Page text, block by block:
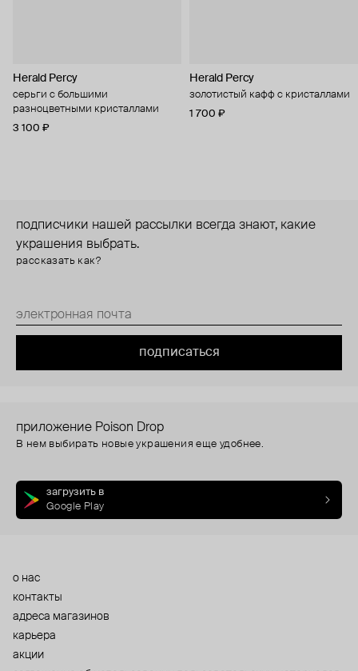
Herald Percy
серьги с большими
разноцветными кристаллами
3 100 ₽
Herald Percy
золотистый кафф с кристаллами
1 700 ₽
подписчики нашей рассылки всегда знают, какие
украшения выбрать.
рассказать как?
подписаться
приложение Poison Drop
В нем выбирать новые украшения еще удобнее.
загрузить в
Google Play
о нас
контакты
адреса магазинов
карьера
акции